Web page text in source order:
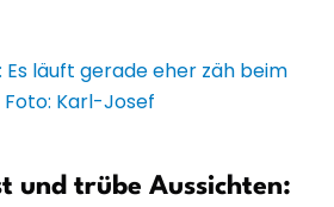
und trübe Aussichten: